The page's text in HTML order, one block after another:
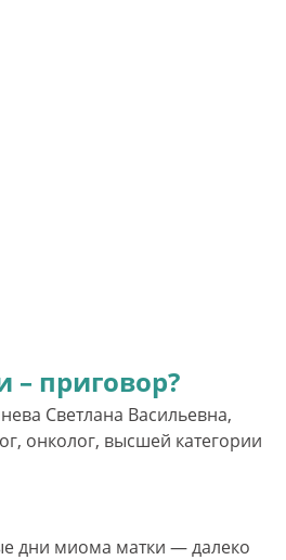
приговор?
Светлана Васильевна,
онколог, высшей категории
дни миома матки — далеко